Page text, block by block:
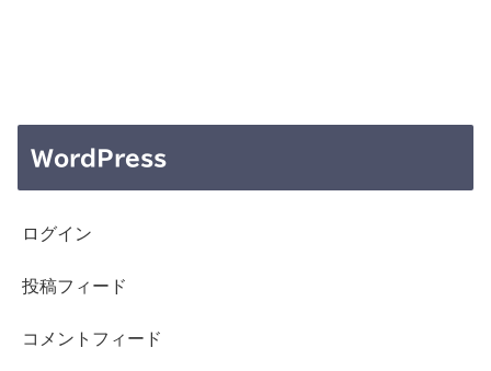
WordPress
ログイン
投稿フィード
コメントフィード